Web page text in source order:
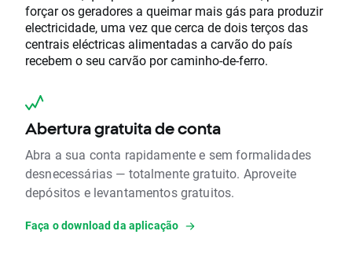
forçar os geradores a queimar mais gás para produzir
electricidade, uma vez que cerca de dois terços das
centrais eléctricas alimentadas a carvão do país
recebem o seu carvão por caminho-de-ferro.
Abertura gratuita de conta
Abra a sua conta rapidamente e sem formalidades
desnecessárias — totalmente gratuito. Aproveite
depósitos e levantamentos gratuitos.
Faça o download da aplicação